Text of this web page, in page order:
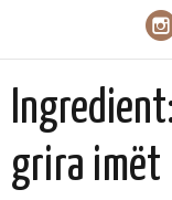
grira imët